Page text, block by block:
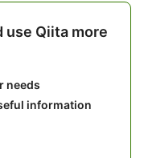
use Qiita more
needs
information